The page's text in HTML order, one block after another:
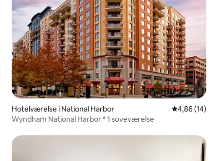
Hotelværelse i National Harbor 4,86 ud af 5 i
4,86 (14)
Wyndham National Harbor * 1 soveværelse